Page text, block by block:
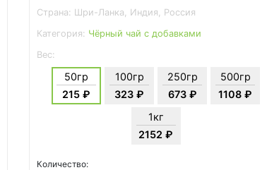
Страна: Шри-Ланка, Индия, Россия
Категория: Чёрный чай с добавками
Вес:
50гр
215 ₽
100гр
323 ₽
250гр
673 ₽
500гр
1108 ₽
1кг
2152 ₽
Количество: